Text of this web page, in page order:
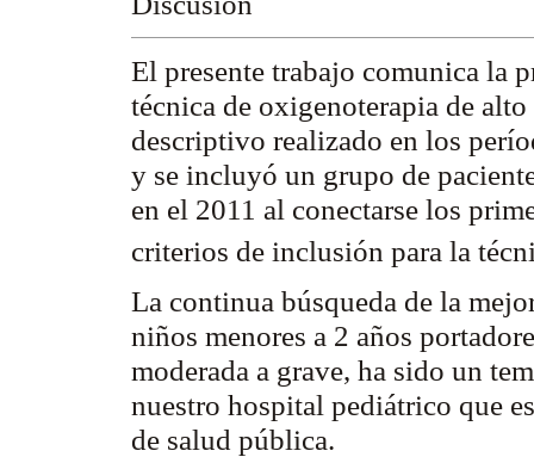
El presente trabajo comunica la
técnica de oxigenoterapia de
descriptivo realizado en los
y se incluyó un grupo de
en el 2011 al conectarse los
criterios de inclusión para la
La continua búsqueda de la
niños menores a 2 años
moderada a grave, ha sido un
nuestro hospital pediátrico que
de salud pública.